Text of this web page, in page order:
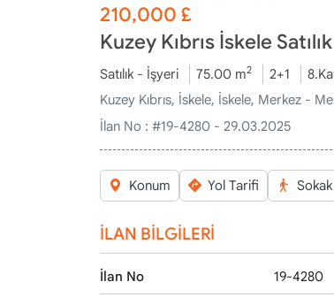
210,000£
Kuzey Kıbrıs İskele
Satılık - İşyeri 75.00 m2 2+1
Kuzey Kıbrıs, İskele, İskele, Merkez -
İlan No : #19-4280 - 29.03.2025
Konum Yol Tarifi
İLAN BİLGİLERİ
İlan No 19-4280